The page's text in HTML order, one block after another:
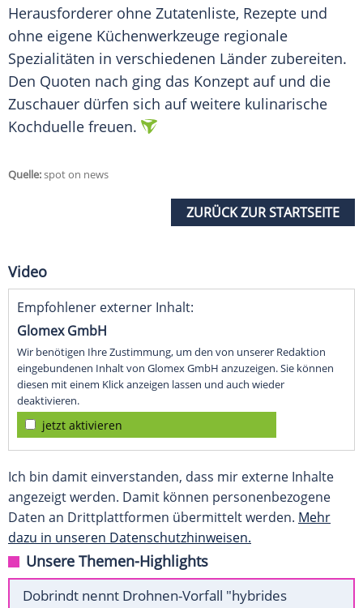
Herausforderer ohne Zutatenliste, Rezepte und
ohne eigene Küchenwerkzeuge regionale
Spezialitäten in verschiedenen Länder zubereiten.
Den Quoten nach ging das Konzept auf und die
Zuschauer dürfen sich auf weitere kulinarische
Kochduelle freuen.
Quelle:spot on news
ZURÜCK ZUR STARTSEITE
Video
Empfohlener externer Inhalt:
Glomex GmbH
Wir benötigen Ihre Zustimmung, um den von unserer Redaktion
eingebundenen Inhalt von Glomex GmbH anzuzeigen. Sie können
diesen mit einem Klick anzeigen lassen und auch wieder
deaktivieren.
jetzt aktivieren
Ich bin damit einverstanden, dass mir externe Inhalte
angezeigt werden. Damit können personenbezogene
Daten an Drittplattformen übermittelt werden. Mehr
dazu in unseren Datenschutzhinweisen.
Unsere Themen-Highlights
Dobrindt nennt Drohnen-Vorfall "hybrides